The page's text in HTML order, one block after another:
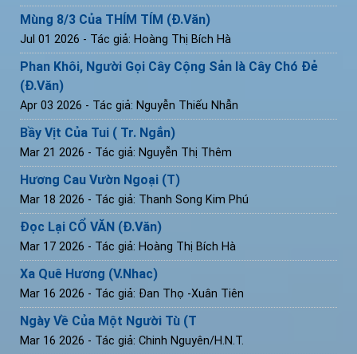
Mùng 8/3 Của THÍM TÍM (Đ.Văn)
Jul 01 2026 - Tác giả: Hoàng Thị Bích Hà
Phan Khôi, Người Gọi Cây Cộng Sản là Cây Chó Đẻ
(Đ.Văn)
Apr 03 2026 - Tác giả: Nguyễn Thiếu Nhẫn
Bầy Vịt Của Tui ( Tr. Ngắn)
Mar 21 2026 - Tác giả: Nguyễn Thị Thêm
Hương Cau Vườn Ngoại (T)
Mar 18 2026 - Tác giả: Thanh Song Kim Phú
Đọc Lại CỔ VĂN (Đ.Văn)
Mar 17 2026 - Tác giả: Hoàng Thị Bích Hà
Xa Quê Hương (V.Nhac)
Mar 16 2026 - Tác giả: Đan Thọ -Xuân Tiên
Ngày Về Của Một Người Tù (T
Mar 16 2026 - Tác giả: Chinh Nguyên/H.N.T.